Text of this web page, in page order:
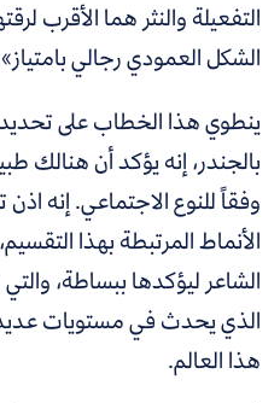
التفعيلة والنثر هما الأقرب
الشكل العمودي رجالي بامتياز».
ينطوي هذا الخطاب على
بالجندر، إنه يؤكد أن هنالك
وفقاً للنوع الاجتماعي. إنه
الأنماط المرتبطة بهذا
الشاعر ليؤكدها ببساطة، والتي
الذي يحدث في مستويات
هذا العالم.